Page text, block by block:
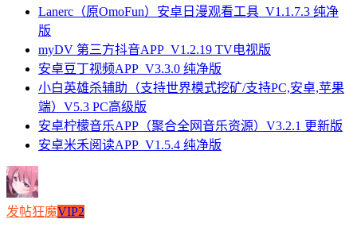
Lanerc（原OmoFun）安卓日漫观看工具_V1.1.7.3 纯净
版
myDV 第三方抖音APP_V1.2.19 TV电视版
安卓豆丁视频APP_V3.3.0 纯净版
小白英雄杀辅助（支持世界模式挖矿/支持PC,安卓,苹果
端）V5.3 PC高级版
安卓柠檬音乐APP（聚合全网音乐资源）V3.2.1 更新版
安卓米禾阅读APP_V1.5.4 纯净版
发帖狂魔VIP2